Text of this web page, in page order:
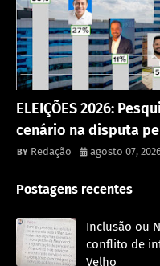
ELEIÇÕES 2026:
cenário na disputa
Redação agosto 07,
Postagens recentes
Inclusão ou
conflito de
Velho